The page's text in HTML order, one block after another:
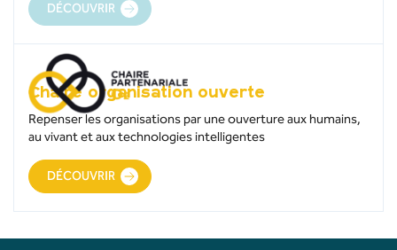
DÉCOUVRIR
Chaire organisation ouverte
Repenser les organisations par une ouverture aux humains,
au vivant et aux technologies intelligentes
DÉCOUVRIR